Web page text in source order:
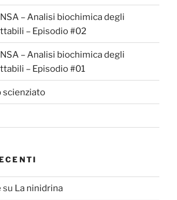
– Analisi biochimica degli
– Episodio #02
– Analisi biochimica degli
– Episodio #01
scienziato
su La ninidrina